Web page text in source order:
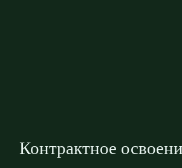
Контрактное